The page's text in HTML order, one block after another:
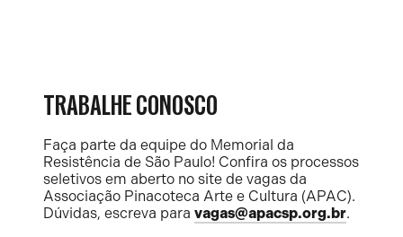
TRABALHE CONOSCO
Faça parte da equipe do Memorial da
Resistência de São Paulo! Confira os processos
seletivos em aberto no site de vagas da
Associação Pinacoteca Arte e Cultura (APAC).
Dúvidas, escreva para vagas@apacsp.org.br.